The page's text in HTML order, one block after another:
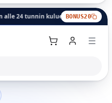
tunnin kuluessa. Vaihtobonus:
BONUS20
Ostoskori